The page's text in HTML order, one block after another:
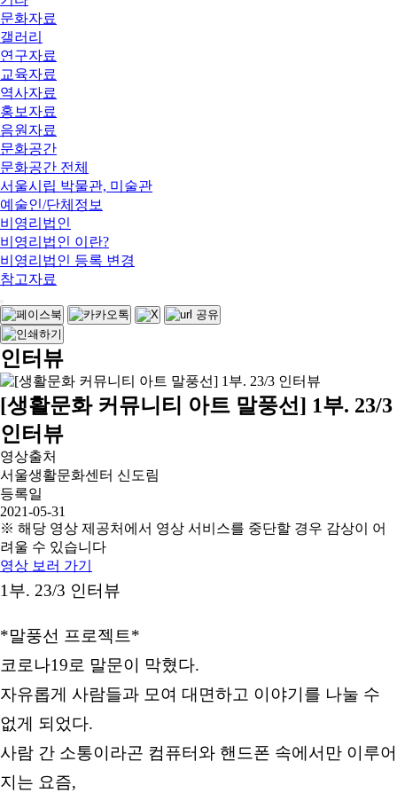
문화자료
갤러리
연구자료
교육자료
역사자료
홍보자료
음원자료
문화공간
문화공간 전체
서울시립 박물관, 미술관
예술인/단체정보
비영리법인
비영리법인 이란?
비영리법인 등록 변경
참고자료
인터뷰
[생활문화 커뮤니티 아트 말풍선] 1부. 23/3
인터뷰
영상출처
서울생활문화센터 신도림
등록일
2021-05-31
※ 해당 영상 제공처에서 영상 서비스를 중단할 경우 감상이 어
려울 수 있습니다
영상 보러 가기
1부. 23/3 인터뷰
*말풍선 프로젝트*
코로나19로 말문이 막혔다.
자유롭게 사람들과 모여 대면하고 이야기를 나눌 수
없게 되었다.
사람 간 소통이라곤 컴퓨터와 핸드폰 속에서만 이루어
지는 요즘,